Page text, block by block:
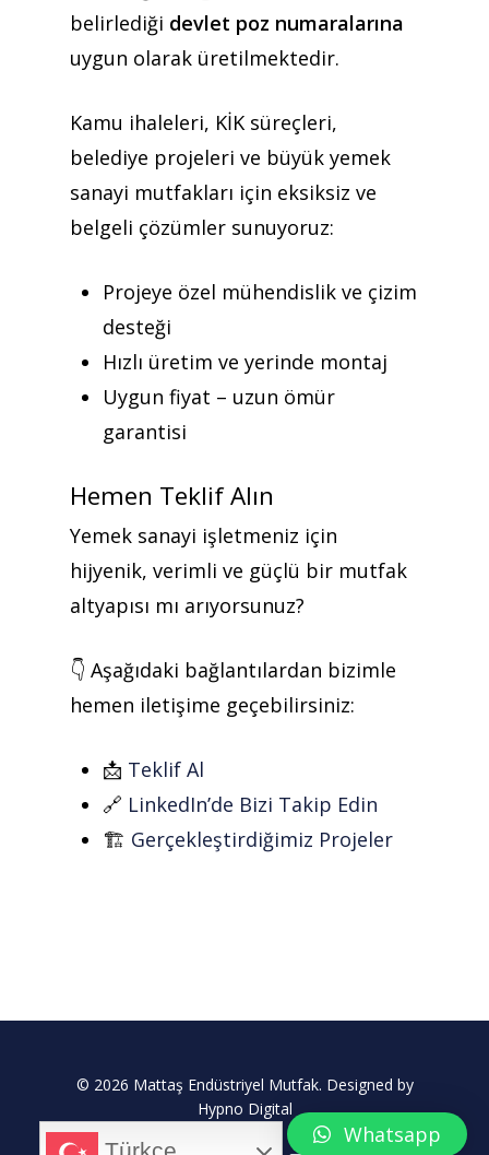
belirlediği devlet poz numaralarına
uygun olarak üretilmektedir.
Kamu ihaleleri, KİK süreçleri,
belediye projeleri ve büyük yemek
sanayi mutfakları için eksiksiz ve
belgeli çözümler sunuyoruz:
Projeye özel mühendislik ve çizim
desteği
Hızlı üretim ve yerinde montaj
Uygun fiyat – uzun ömür
garantisi
Hemen Teklif Alın
Yemek sanayi işletmeniz için
hijyenik, verimli ve güçlü bir mutfak
altyapısı mı arıyorsunuz?
👇 Aşağıdaki bağlantılardan bizimle
hemen iletişime geçebilirsiniz:
📩 Teklif Al
🔗 LinkedIn’de Bizi Takip Edin
🏗️ Gerçekleştirdiğimiz Projeler
© 2026 Mattaş Endüstriyel Mutfak. Designed by
Hypno Digital
Whatsapp